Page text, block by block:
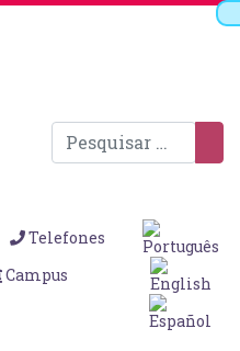
Pesquisar
Telefones
Campus